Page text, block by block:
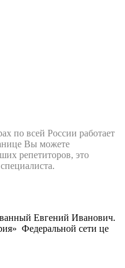
по всей России работает
Вы можете
репетиторов, это
Евгений Иванович.
Федеральной сети це